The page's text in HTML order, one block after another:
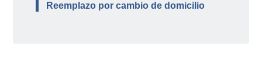
Reemplazo por cambio de domicilio